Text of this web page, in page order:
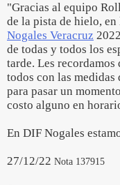
"Gracias al equipo
de la pista de hielo,
Nogales Veracruz
de todas y todos los
tarde. Les
todos con las medidas
para pasar un
costo alguno en
En DIF Nogales
27/12/22 Nota 137915